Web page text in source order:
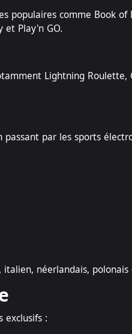
comme Book
et Play'n GO.
Lightning
par les sports
néerlandais,
exclusifs :